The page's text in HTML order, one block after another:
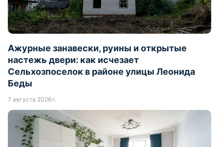
Ажурные занавески, руины и открытые
настежь двери: как исчезает
Сельхозпоселок в районе улицы Леонида
Беды
7 августа 2026 г.